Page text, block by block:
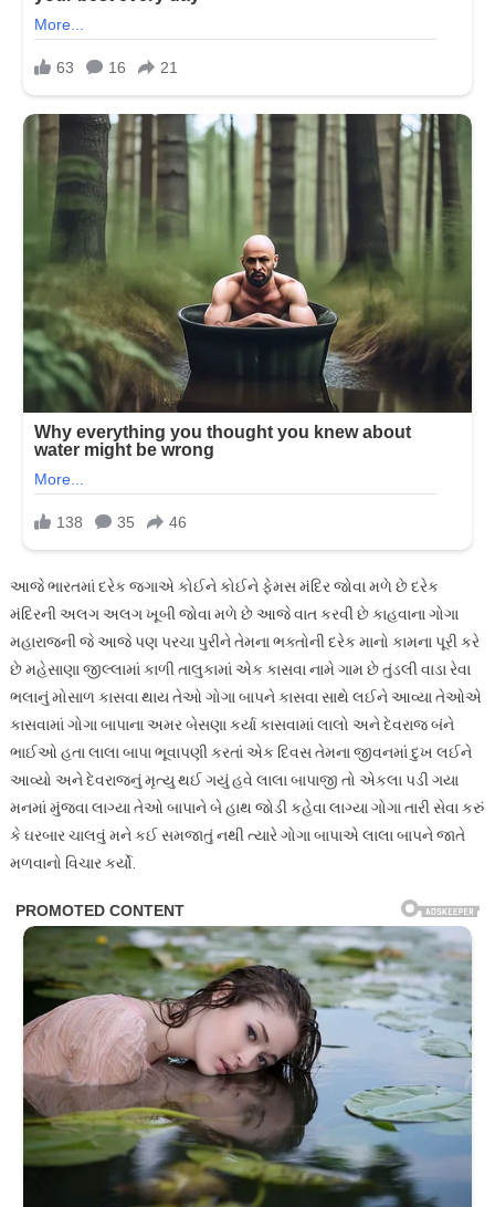
આજે ભારતમાં દરેક જગાએ કોઈને કોઈને ફેમસ મંદિર જોવા મળે છે દરેક
મંદિરની અલગ અલગ ખૂબી જોવા મળે છે આજે વાત કરવી છે કાહવાના ગોગા
મહારાજની જે આજે પણ પરચા પુરીને તેમના ભક્તોની દરેક માનો કામના પૂરી કરે
છે મહેસાણા જીલ્લામાં કાળી તાલુકામાં એક કાસવા નામે ગામ છે તુંડલી વાડા રેવા
ભલાનું મોસાળ કાસવા થાય તેઓ ગોગા બાપને કાસવા સાથે લઈને આવ્યા તેઓએ
કાસવામાં ગોગા બાપાના અમર બેસણા કર્યા કાસવામાં લાલો અને દેવરાજ બંને
ભાઈઓ હતા લાલા બાપા ભૂવાપણી કરતાં એક દિવસ તેમના જીવનમાં દુખ લઈને
આવ્યો અને દેવરાજનું મૃત્યુ થઈ ગયું હવે લાલા બાપાજી તો એકલા પડી ગયા
મનમાં મુંજવા લાગ્યા તેઓ બાપાને બે હાથ જોડી કહેવા લાગ્યા ગોગા તારી સેવા કરું
કે ઘરબાર ચાલવું મને કઈ સમજાતું નથી ત્યારે ગોગા બાપાએ લાલા બાપને જાતે
મળવાનો વિચાર કર્યો.